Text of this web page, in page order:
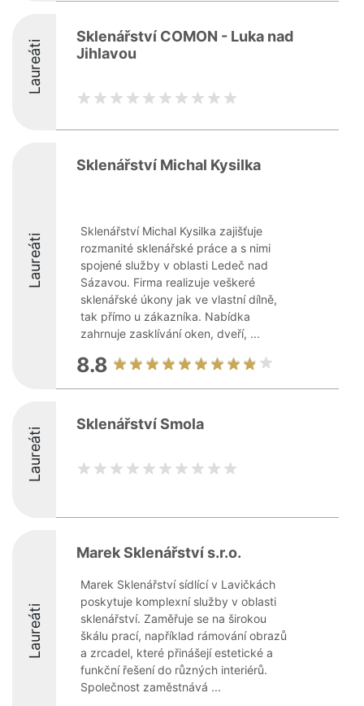
Laureáti
Sklenářství COMON - Luka nad
Jihlavou
Laureáti
Sklenářství Michal Kysilka
Sklenářství Michal Kysilka zajišťuje
rozmanité sklenářské práce a s nimi
spojené služby v oblasti Ledeč nad
Sázavou. Firma realizuje veškeré
sklenářské úkony jak ve vlastní dílně,
tak přímo u zákazníka. Nabídka
zahrnuje zasklívání oken, dveří, ...
8.8
Laureáti
Sklenářství Smola
Laureáti
Marek Sklenářství s.r.o.
Marek Sklenářství sídlící v Lavičkách
poskytuje komplexní služby v oblasti
sklenářství. Zaměřuje se na širokou
škálu prací, například rámování obrazů
a zrcadel, které přinášejí estetické a
funkční řešení do různých interiérů.
Společnost zaměstnává ...